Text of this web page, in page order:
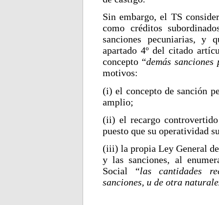
Sin embargo, el TS
como créditos
sanciones pecuniarias, y
apartado 4º del citado
concepto “demás sanciones
motivos:
(i) el concepto de sanción
amplio;
(ii) el recargo
puesto que su operatividad
(iii) la propia Ley General
y las sanciones, al
Social “las cantidades
sanciones, u de otra